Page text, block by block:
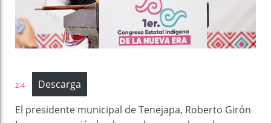
2-4
Descarga
El presidente municipal de Tenejapa, Roberto Girón